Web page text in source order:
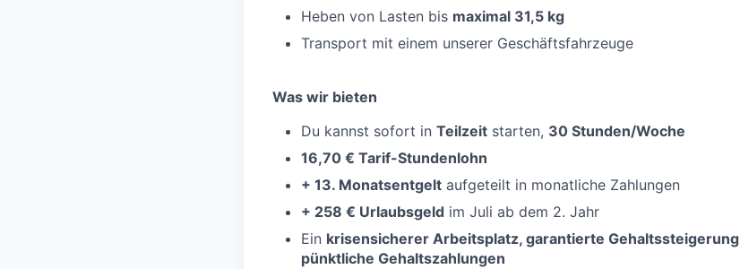
Heben von Lasten bis maximal 31,5 kg
Transport mit einem unserer Geschäftsfahrzeuge
Was wir bieten
Du kannst sofort in Teilzeit starten, 30 Stunden/Woche
16,70 € Tarif-Stundenlohn
+ 13. Monatsentgelt aufgeteilt in monatliche Zahlungen
+ 258 € Urlaubsgeld im Juli ab dem 2. Jahr
Ein krisensicherer Arbeitsplatz, garantierte Gehaltssteigerung
pünktliche Gehaltszahlungen